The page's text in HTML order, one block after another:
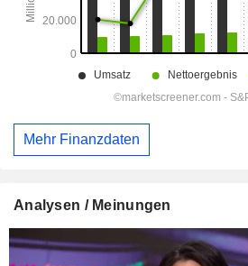
Mehr Finanzdaten
Analysen / Meinungen